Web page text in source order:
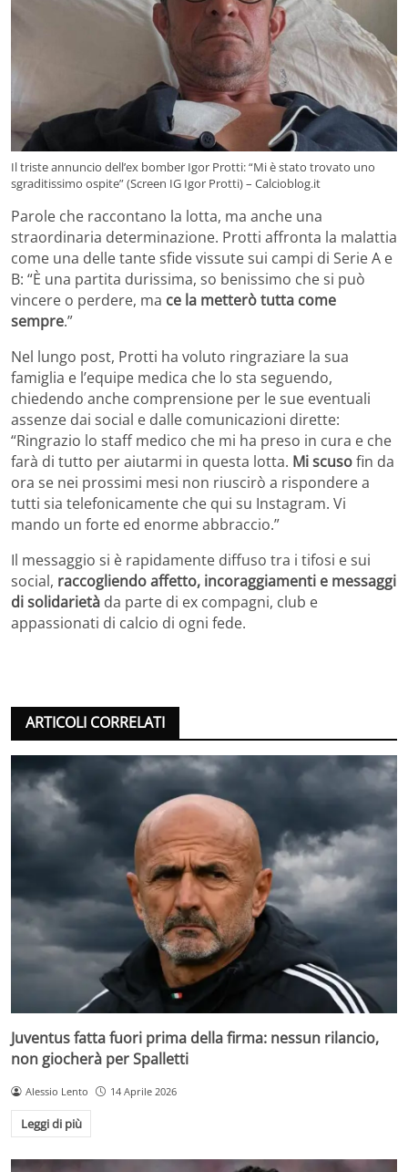
Il triste annuncio dell’ex bomber Igor Protti: “Mi è stato trovato uno
sgraditissimo ospite” (Screen IG Igor Protti) – Calcioblog.it
Parole che raccontano la lotta, ma anche una
straordinaria determinazione. Protti affronta la malattia
come una delle tante sfide vissute sui campi di Serie A e
B: “È una partita durissima, so benissimo che si può
vincere o perdere, ma ce la metterò tutta come
sempre.”
Nel lungo post, Protti ha voluto ringraziare la sua
famiglia e l’equipe medica che lo sta seguendo,
chiedendo anche comprensione per le sue eventuali
assenze dai social e dalle comunicazioni dirette:
“Ringrazio lo staff medico che mi ha preso in cura e che
farà di tutto per aiutarmi in questa lotta. Mi scusofin da
ora se nei prossimi mesi non riuscirò a rispondere a
tutti sia telefonicamente che qui su Instagram. Vi
mando un forte ed enorme abbraccio.”
Il messaggio si è rapidamente diffuso tra i tifosi e sui
social, raccogliendo affetto, incoraggiamenti e messaggi
di solidarietà da parte di ex compagni, club e
appassionati di calcio di ogni fede.
ARTICOLI CORRELATI
Juventus fatta fuori prima della firma: nessun rilancio,
non giocherà per Spalletti
Alessio Lento 14 Aprile 2026
Leggi di più